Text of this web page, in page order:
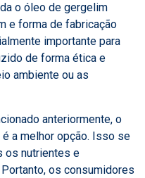
o óleo de gergelim
e forma de fabricação
importante para
de forma ética e
ambiente ou as
anteriormente, o
a melhor opção. Isso se
os nutrientes e
os consumidores